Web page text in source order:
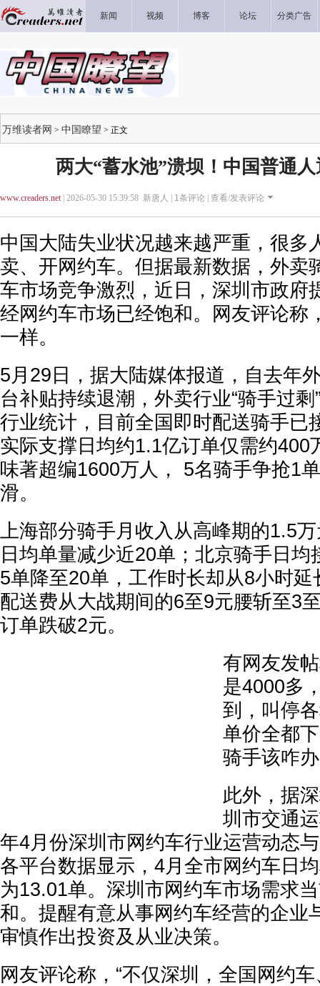
新闻 视频 博客 论坛 分类广告
万维读者网 > 中国瞭望 > 正文
两大“蓄水池”溃坝！中国普通
www.creaders.net| 2026-05-30 15:39:58 新唐人 | 1条评论 | 查看/发表评论
中国大陆失业状况越来越严重，很多
卖、开网约车。但据最新数据，外卖
车市场竞争激烈，近日，深圳市政府
经网约车市场已经饱和。网友评论称
一样。
5月29日，据大陆媒体报道，自去年
台补贴持续退潮，外卖行业“骑手过
行业统计，目前全国即时配送骑手已
实际支撑日均约1.1亿订单仅需约400
味著超编1600万人， 5名骑手争抢1
滑。
上海部分骑手月收入从高峰期的1.5
日均单量减少近20单；北京骑手日均
5单降至20单，工作时长却从8小时
配送费从大战期间的6至9元腰斩至3
订单跌破2元。
有网友发
是4000多
到，叫停
单价全都
骑手该咋
此外，据
圳市交通
年4月份深圳市网约车行业运营动态
各平台数据显示，4月全市网约车日
为13.01单。深圳市网约车市场需求
和。提醒有意从事网约车经营的企业
审慎作出投资及从业决策。
网友评论称，“不仅深圳，全国网约